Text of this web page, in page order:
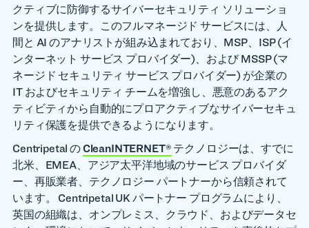
クティブに防御するサイバーセキュリティ ソリューショ
ンを提供します。このフルマネージド サービスには、人
間と AI のアナリストが組み込まれており、MSP、ISP (イ
ンターネット サービス プロバイダー)、および MSSP (マ
ネージド セキュリティ サービス プロバイダー) が企業の
IT およびセキュリティ チームを増強し、悪意のあるアク
ティビティから自動的にプロアクティブなサイバーセキュ
リティ保護を提供できるようになります。
Centripetal の CleanINTERNET® テクノロジーは、すでに
北米、EMEA、アジア太平洋地域のサービス プロバイダ
ー、再販業者、テクノロジー パートナーから信頼されて
います。 Centripetal UK パートナー プログラムにより、
英国の組織は、オンプレミス、クラウド、およびデータセ